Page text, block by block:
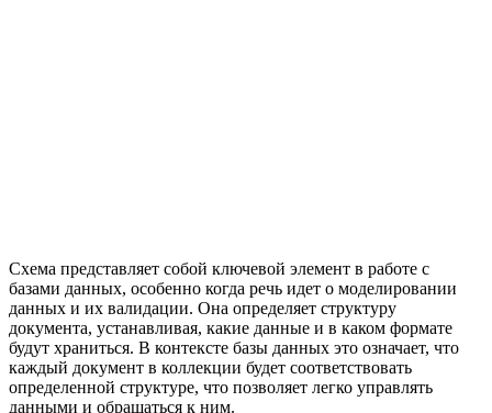
Схема представляет собой ключевой элемент в работе с
базами данных, особенно когда речь идет о моделировании
данных и их валидации. Она определяет структуру
документа, устанавливая, какие данные и в каком формате
будут храниться. В контексте базы данных это означает, что
каждый документ в коллекции будет соответствовать
определенной структуре, что позволяет легко управлять
данными и обращаться к ним.